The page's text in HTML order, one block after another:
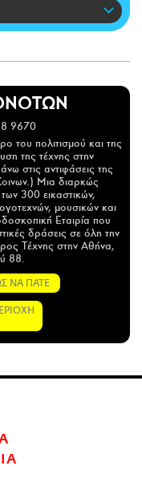
9670
του πολιτισμού και της
της τέχνης στην
στις αντιφάσεις της
Μια διαρκώς
300 εικαστικών,
μουσικών και
Εταιρία που
δράσεις σε όλη την
Τέχνης στην Αθήνα,
88.
ΝΑ ΠΑΤΕ